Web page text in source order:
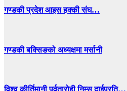
गण्डकी प्रदेश आइस हक्की संघ…
गण्डकी बक्सिङको अध्यक्षमा मर्सानी